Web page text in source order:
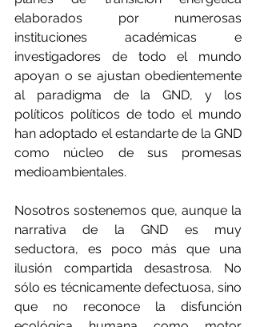
elaborados por numerosas
instituciones académicas e
investigadores de todo el mundo
apoyan o se ajustan obedientemente
al paradigma de la GND, y los
políticos políticos de todo el mundo
han adoptado el estandarte de la GND
como núcleo de sus promesas
medioambientales.
Nosotros sostenemos que, aunque la
narrativa de la GND es muy
seductora, es poco más que una
ilusión compartida desastrosa. No
sólo es técnicamente defectuosa, sino
que no reconoce la disfunción